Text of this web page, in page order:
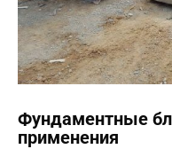
Фундаментные
применения